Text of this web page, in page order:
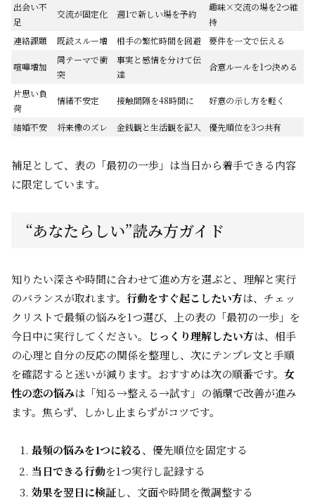
出会い不
足
交流が固定化 週1で新しい場を予約
趣味×交流の場を2つ維
持
連絡課題
既読スルー増 相手の繁忙時間を回避 要件を一文で伝える
喧嘩増加
同テーマで衝
突
事実と感情を分けて伝
達
合意ルールを1つ決める
片思い負
荷
情緒不安定 接触間隔を48時間に 好意の示し方を軽く
結婚不安 将来像のズレ 金銭観と生活観を記入 優先順位を3つ共有
補足として、表の「最初の一歩」は当日から着手できる内容
に限定しています。
“あなたらしい”読み方ガイド
知りたい深さや時間に合わせて進め方を選ぶと、理解と実行
のバランスが取れます。 行動をすぐ起こしたい方は、チェッ
クリストで最頻の悩みを1つ選び、上の表の「最初の一歩」を
今日中に実行してください。 じっくり理解したい方は、相手
の心理と自分の反応の関係を整理し、次にテンプレ文と手順
を確認すると迷いが減ります。おすすめは次の順番です。 女
性の恋の悩みは「知る→整える→試す」の循環で改善が進み
ます。焦らず、しかし止まらずがコツです。
最頻の悩みを1つに絞る、優先順位を固定する
当日できる行動を1つ実行し記録する
効果を翌日に検証し、文面や時間を微調整する